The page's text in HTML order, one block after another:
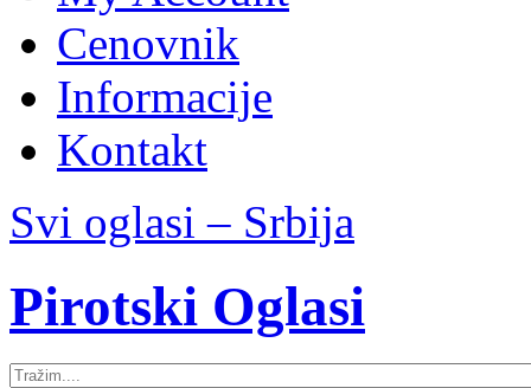
Cenovnik
Informacije
Kontakt
Svi oglasi – Srbija
Pirotski Oglasi